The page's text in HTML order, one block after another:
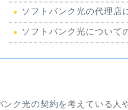
ソフトバンク光の代理店
ソフトバンク光について
ンク光の契約を考えている人